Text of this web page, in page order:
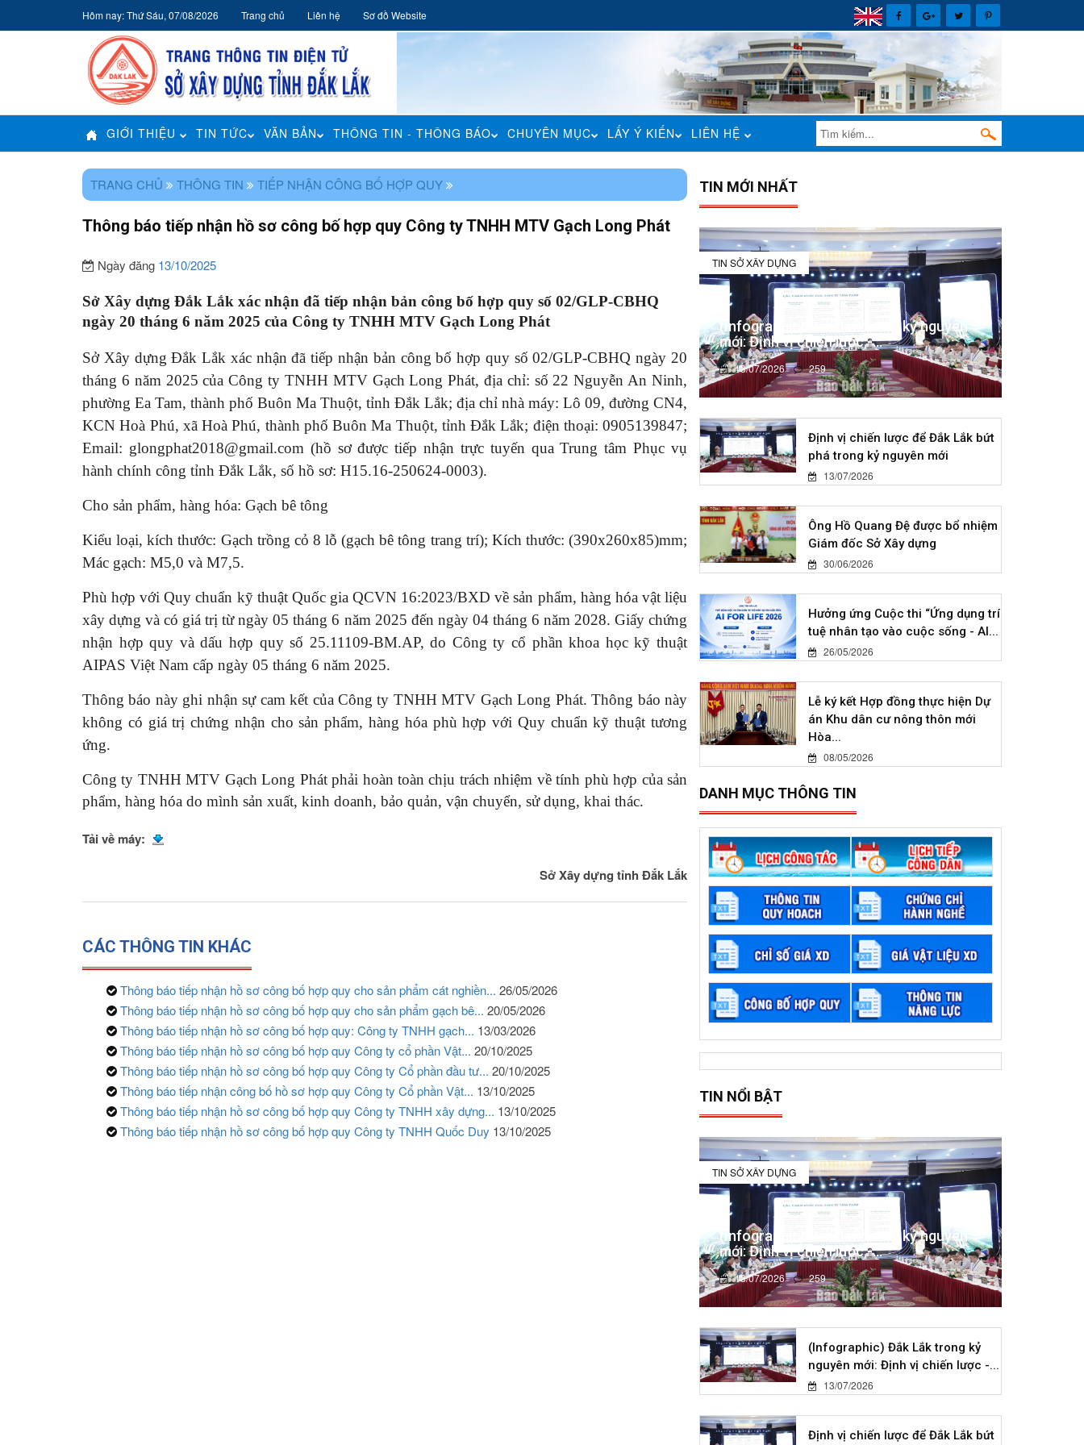
Hôm nay: Thứ Sáu, 07/08/2026 Trang chủ Liên hệ Sơ đồ Website
GIỚI THIỆU TIN TỨC VĂN BẢN THÔNG TIN - THÔNG BÁO CHUYÊN MỤC LẤY Ý KIẾN LIÊN HỆ
TRANG CHỦ THÔNG TIN TIẾP NHẬN CÔNG BỐ HỢP QUY
Thông báo tiếp nhận hồ sơ công bố hợp quy Công ty TNHH MTV Gạch Long Phát
Ngày đăng 13/10/2025
Sở Xây dựng Đắk Lắk xác nhận đã tiếp nhận bản công bố hợp quy số 02/GLP-CBHQ
ngày 20 tháng 6 năm 2025 của Công ty TNHH MTV Gạch Long Phát
Sở Xây dựng Đắk Lắk xác nhận đã tiếp nhận bản công bố hợp quy số 02/GLP-CBHQ ngày 20
tháng 6 năm 2025 của Công ty TNHH MTV Gạch Long Phát, địa chỉ: số 22 Nguyễn An Ninh,
phường Ea Tam, thành phố Buôn Ma Thuột, tỉnh Đắk Lắk; địa chỉ nhà máy: Lô 09, đường CN4,
KCN Hoà Phú, xã Hoà Phú, thành phố Buôn Ma Thuột, tỉnh Đắk Lắk; điện thoại: 0905139847;
Email: glongphat2018@gmail.com (hồ sơ được tiếp nhận trực tuyến qua Trung tâm Phục vụ
hành chính công tỉnh Đắk Lắk, số hồ sơ: H15.16-250624-0003).
Cho sản phẩm, hàng hóa: Gạch bê tông
Kiểu loại, kích thước: Gạch trồng cỏ 8 lỗ (gạch bê tông trang trí); Kích thước: (390x260x85)mm;
Mác gạch: M5,0 và M7,5.
Phù hợp với Quy chuẩn kỹ thuật Quốc gia QCVN 16:2023/BXD về sản phẩm, hàng hóa vật liệu
xây dựng và có giá trị từ ngày 05 tháng 6 năm 2025 đến ngày 04 tháng 6 năm 2028. Giấy chứng
nhận hợp quy và dấu hợp quy số 25.11109-BM.AP, do Công ty cổ phần khoa học kỹ thuật
AIPAS Việt Nam cấp ngày 05 tháng 6 năm 2025.
Thông báo này ghi nhận sự cam kết của Công ty TNHH MTV Gạch Long Phát. Thông báo này
không có giá trị chứng nhận cho sản phẩm, hàng hóa phù hợp với Quy chuẩn kỹ thuật tương
ứng.
Công ty TNHH MTV Gạch Long Phát phải hoàn toàn chịu trách nhiệm về tính phù hợp của sản
phẩm, hàng hóa do mình sản xuất, kinh doanh, bảo quản, vận chuyển, sử dụng, khai thác.
Tải về máy:
Sở Xây dựng tỉnh Đắk Lắk
CÁC THÔNG TIN KHÁC
Thông báo tiếp nhận hồ sơ công bố hợp quy cho sản phẩm cát nghiền... 26/05/2026
Thông báo tiếp nhận hồ sơ công bố hợp quy cho sản phẩm gạch bê... 20/05/2026
Thông báo tiếp nhận hồ sơ công bố hợp quy: Công ty TNHH gạch... 13/03/2026
Thông báo tiếp nhận hồ sơ công bố hợp quy Công ty cổ phần Vật... 20/10/2025
Thông báo tiếp nhận hồ sơ công bố hợp quy Công ty Cổ phần đầu tư... 20/10/2025
Thông báo tiếp nhận công bố hồ sơ hợp quy Công ty Cổ phần Vật... 13/10/2025
Thông báo tiếp nhận hồ sơ công bố hợp quy Công ty TNHH xây dựng... 13/10/2025
Thông báo tiếp nhận hồ sơ công bố hợp quy Công ty TNHH Quốc Duy 13/10/2025
TIN MỚI NHẤT
TIN SỞ XÂY DỰNG
(Infographic) Đắk Lắk trong kỷ nguyên
mới: Định vị chiến lược -...
13/07/2026 259
Định vị chiến lược để Đắk Lắk bứt
phá trong kỷ nguyên mới
13/07/2026
Ông Hồ Quang Đệ được bổ nhiệm
Giám đốc Sở Xây dựng
30/06/2026
Hưởng ứng Cuộc thi “Ứng dụng trí
tuệ nhân tạo vào cuộc sống - AI...
26/05/2026
Lễ ký kết Hợp đồng thực hiện Dự
án Khu dân cư nông thôn mới
Hòa...
08/05/2026
DANH MỤC THÔNG TIN
TIN NỔI BẬT
TIN SỞ XÂY DỰNG
(Infographic) Đắk Lắk trong kỷ nguyên
mới: Định vị chiến lược -...
13/07/2026 259
(Infographic) Đắk Lắk trong kỷ
nguyên mới: Định vị chiến lược -...
13/07/2026
Định vị chiến lược để Đắk Lắk bứt